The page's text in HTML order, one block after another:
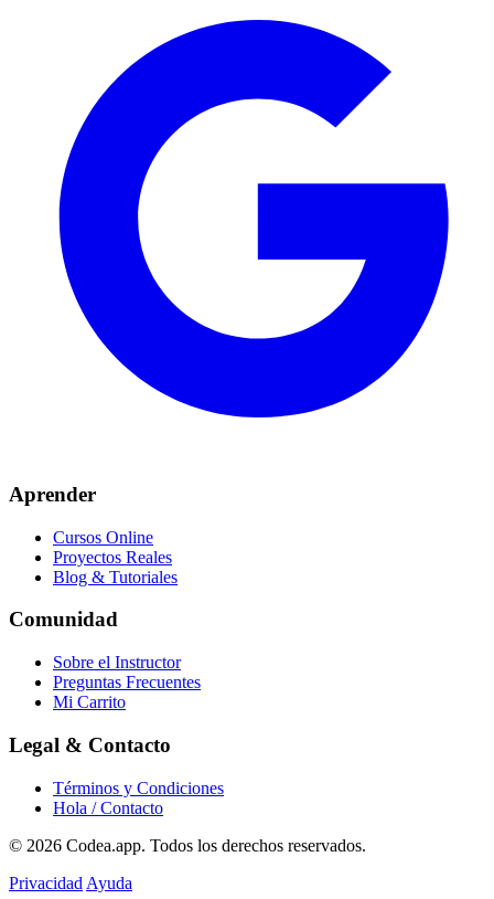
Aprender
Cursos Online
Proyectos Reales
Blog & Tutoriales
Comunidad
Sobre el Instructor
Preguntas Frecuentes
Mi Carrito
Legal & Contacto
Términos y Condiciones
Hola / Contacto
© 2026 Codea.app. Todos los derechos reservados.
Privacidad Ayuda